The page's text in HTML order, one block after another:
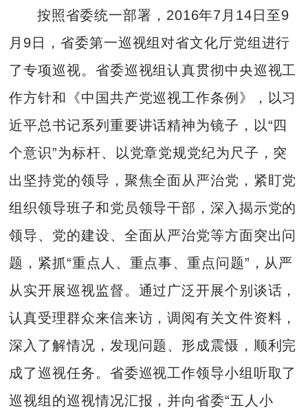
按照省委统一部署，2016年7月14日至9
月9日，省委第一巡视组对省文化厅党组进行
了专项巡视。省委巡视组认真贯彻中央巡视工
作方针和《中国共产党巡视工作条例》，以习
近平总书记系列重要讲话精神为镜子，以“四
个意识”为标杆、以党章党规党纪为尺子，突
出坚持党的领导，聚焦全面从严治党，紧盯党
组织领导班子和党员领导干部，深入揭示党的
领导、党的建设、全面从严治党等方面突出问
题，紧抓“重点人、重点事、重点问题”，从严
从实开展巡视监督。通过广泛开展个别谈话，
认真受理群众来信来访，调阅有关文件资料，
深入了解情况，发现问题、形成震慑，顺利完
成了巡视任务。省委巡视工作领导小组听取了
巡视组的巡视情况汇报，并向省委“五人小